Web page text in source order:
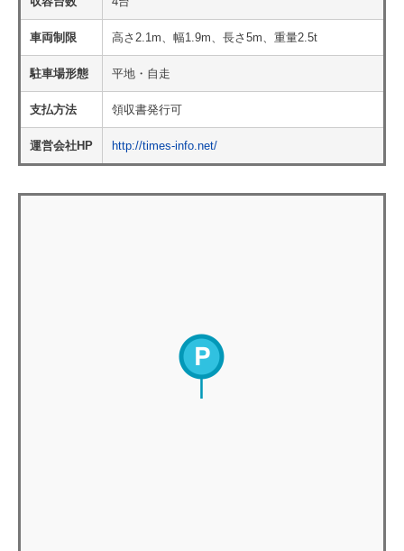
車両制限 高さ2.1m、幅1.9m、長さ5m、重量2.5t
駐車場形態 平地・自走
支払方法 領収書発行可
運営会社HP http://times-info.net/